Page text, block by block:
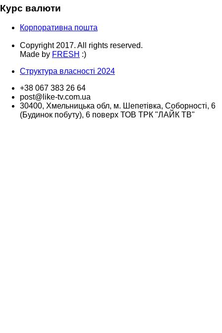
Курс валюти
Корпоративна пошта
Copyright 2017. All rights reserved.
Made by FRESH :)
Структура власності 2024
+38 067 383 26 64
post@like-tv.com.ua
30400, Хмельницька обл, м. Шепетівка, Соборності, 6
(Будинок побуту), 6 поверх ТОВ ТРК "ЛАЙК ТВ"